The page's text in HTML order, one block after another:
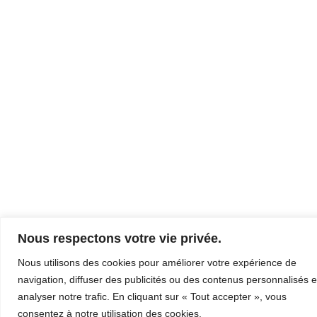
Nous respectons votre vie privée.
Nous utilisons des cookies pour améliorer votre expérience de
navigation, diffuser des publicités ou des contenus personnalisés
analyser notre trafic. En cliquant sur « Tout accepter », vous
consentez à notre utilisation des cookies.